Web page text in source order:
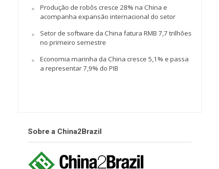
Produção de robôs cresce 28% na China e
acompanha expansão internacional do setor
Setor de software da China fatura RMB 7,7 trilhões
no primeiro semestre
Economia marinha da China cresce 5,1% e passa
a representar 7,9% do PIB
Sobre a China2Brazil